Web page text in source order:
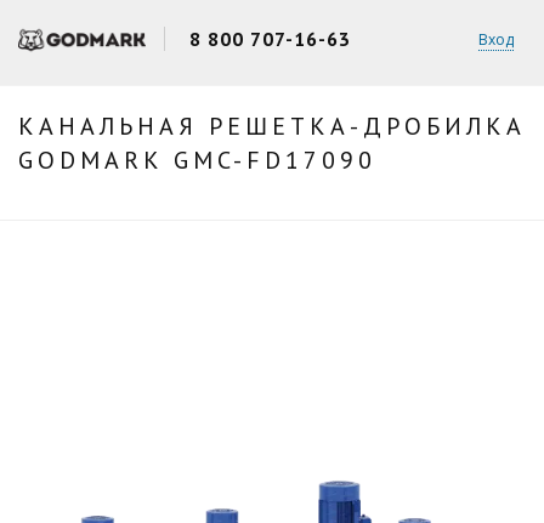
8 800 707-16-63 Вход
КАНАЛЬНАЯ РЕШЕТКА-ДРОБИЛКА
GODMARK GMC-FD17090